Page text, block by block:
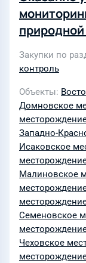
Западно-
Закупки по
контроль
Объекты
Домновское
Западно-
Исаковское
Малиновское
Семеновское
Чеховское